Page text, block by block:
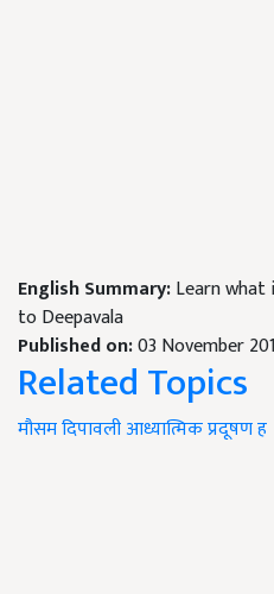
English Summary:Learn
to Deepavala
Published on:03 November
Related Topics
मौसमदिपावलीआध्यात्मिकप्रदूषण ह